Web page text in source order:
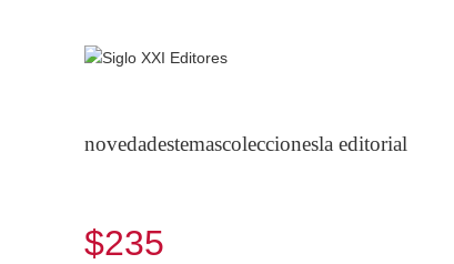
novedadestemascoleccionesla editorial
$235